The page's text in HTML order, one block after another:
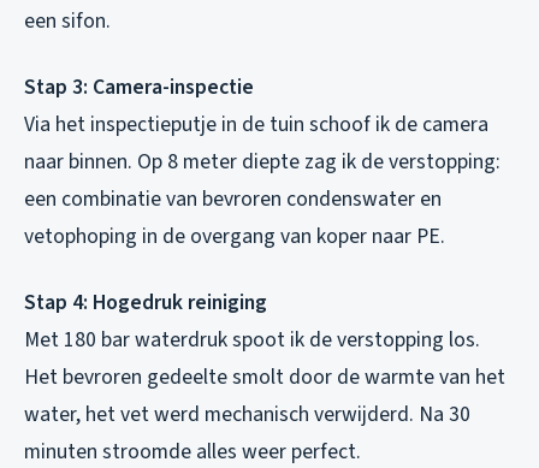
een sifon.
Stap 3: Camera-inspectie
Via het inspectieputje in de tuin schoof ik de camera
naar binnen. Op 8 meter diepte zag ik de verstopping:
een combinatie van bevroren condenswater en
vetophoping in de overgang van koper naar PE.
Stap 4: Hogedruk reiniging
Met 180 bar waterdruk spoot ik de verstopping los.
Het bevroren gedeelte smolt door de warmte van het
water, het vet werd mechanisch verwijderd. Na 30
minuten stroomde alles weer perfect.